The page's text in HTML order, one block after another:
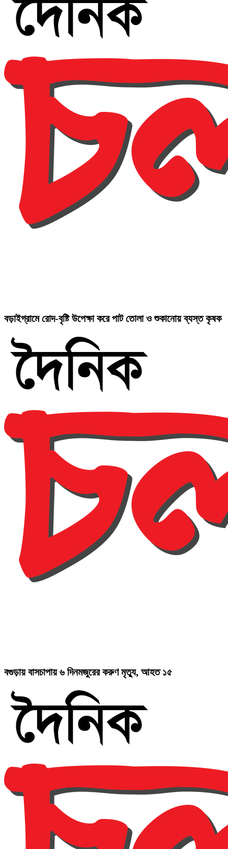
বড়াইগ্রামে রোদ-বৃষ্টি উপেক্ষা করে পাট তোলা ও শুকানোয় ব্যস্ত কৃষক
বগুড়ায় বাসচাপায় ৬ দিনমজুরের করুণ মৃত্যু, আহত ১৫